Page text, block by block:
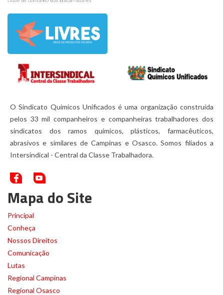
O Sindicato Químicos Unificados é uma organização construída
pelos 33 mil companheiros e companheiras trabalhadores dos
sindicatos dos ramos químicos, plásticos, farmacêuticos,
abrasivos e similares de Campinas e Osasco. Somos filiados a
Intersindical - Central da Classe Trabalhadora.
Mapa do Site
Principal
Conheça
Nossos Direitos
Comunicação
Lutas
Regional Campinas
Regional Osasco